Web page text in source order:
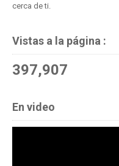
cerca de ti.
Vistas a la página :
397,907
En video